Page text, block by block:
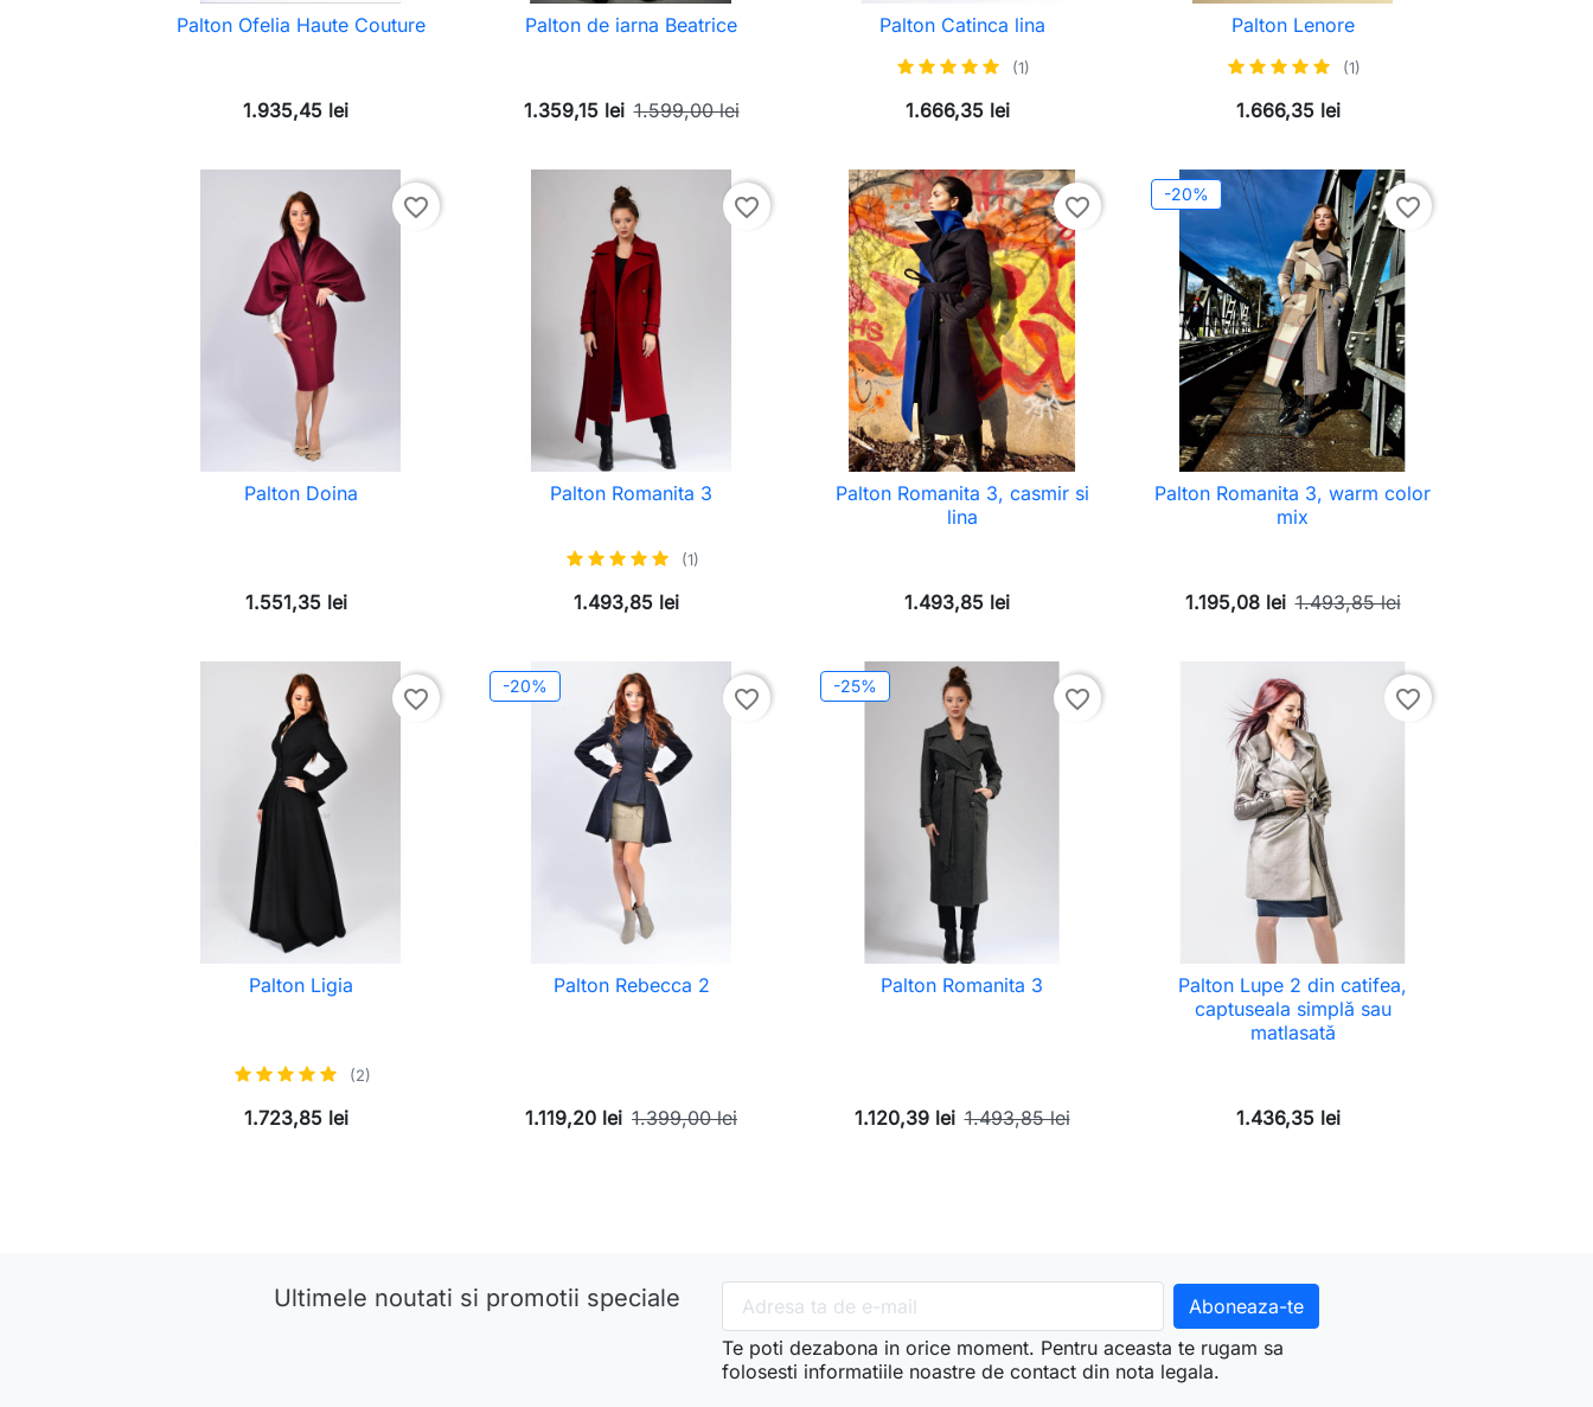
Palton Ofelia Haute Couture
1.935,45 lei
Palton de iarna Beatrice
1.359,15 lei 1.599,00 lei
Palton Catinca lina
(1)
1.666,35 lei
Palton Lenore
(1)
1.666,35 lei
favorite_border
Palton Doina
1.551,35 lei
favorite_border
Palton Romanita 3
(1)
1.493,85 lei
favorite_border
Palton Romanita 3, casmir si
lina
1.493,85 lei
-20% favorite_border
Palton Romanita 3, warm color
mix
1.195,08 lei 1.493,85 lei
favorite_border
Palton Ligia
(2)
1.723,85 lei
-20% favorite_border
Palton Rebecca 2
1.119,20 lei 1.399,00 lei
-25% favorite_border
Palton Romanita 3
1.120,39 lei 1.493,85 lei
favorite_border
Palton Lupe 2 din catifea,
captuseala simplă sau
matlasată
1.436,35 lei
Ultimele noutati si promotii speciale
Te poti dezabona in orice moment. Pentru aceasta te rugam sa
folosesti informatiile noastre de contact din nota legala.